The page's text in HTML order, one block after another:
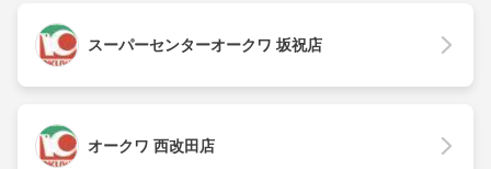
スーパーセンターオークワ 坂祝店
オークワ 西改田店